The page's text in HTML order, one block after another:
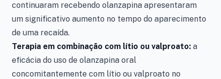
continuaram recebendo olanzapina apresentaram
um significativo aumento no tempo do aparecimento
de uma recaída.
Terapia em combinação com lítio ou valproato: a
eficácia do uso de olanzapina oral
concomitantemente com lítio ou valproato no